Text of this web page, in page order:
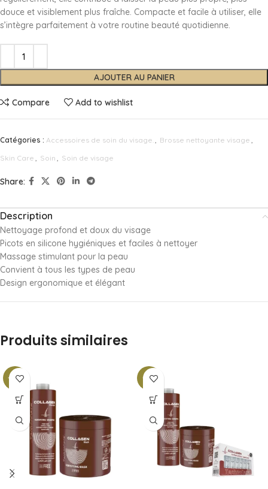
douce et visiblement plus fraîche. Compacte et facile à utiliser, elle
s’intègre parfaitement à votre routine beauté quotidienne.
AJOUTER AU PANIER
Compare Add to wishlist
Catégories : Accessoires de soin du visage., Brosse nettoyante visage ,
Skin Care , Soin , Soin de visage
Share:
Description
Nettoyage profond et doux du visage
Picots en silicone hygiéniques et faciles à nettoyer
Massage stimulant pour la peau
Convient à tous les types de peau
Design ergonomique et élégant
Produits similaires
-24% -21%